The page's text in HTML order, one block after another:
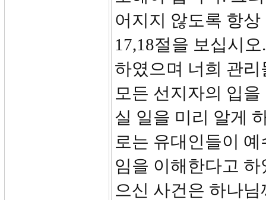
어지지 않도록 항
17,18절을 보십시
하였으며 너희 관
모든 선지자의 입
실 일을 미리 알게
로는 유대인들이
임을 이해한다고
으신 사건은 하나